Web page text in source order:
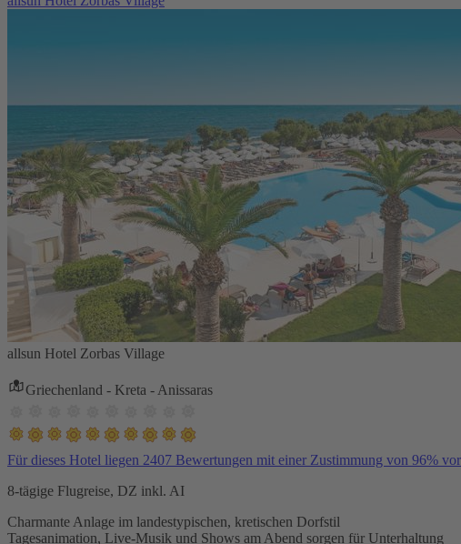
allsun Hotel Zorbas Village
Griechenland - Kreta - Anissaras
Für dieses Hotel liegen 2407 Bewertungen mit einer Zustimmung von 96% vor
8-tägige Flugreise, DZ inkl. AI
Charmante Anlage im landestypischen, kretischen Dorfstil
Tagesanimation, Live-Musik und Shows am Abend sorgen für Unterhaltung